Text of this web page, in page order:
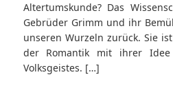
Altertumskunde? Das
Gebrüder Grimm und ihr
unseren Wurzeln zurück. Sie
der Romantik mit ihrer Idee
Volksgeistes. […]